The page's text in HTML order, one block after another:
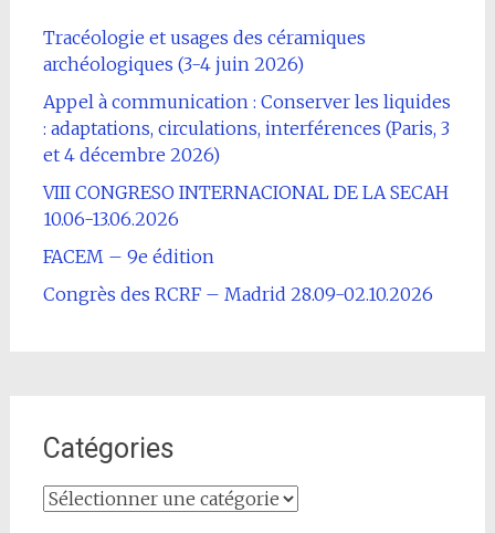
Tracéologie et usages des céramiques
archéologiques (3-4 juin 2026)
Appel à communication : Conserver les liquides
: adaptations, circulations, interférences (Paris, 3
et 4 décembre 2026)
VIII CONGRESO INTERNACIONAL DE LA SECAH
10.06-13.06.2026
FACEM – 9e édition
Congrès des RCRF – Madrid 28.09-02.10.2026
Catégories
Catégories